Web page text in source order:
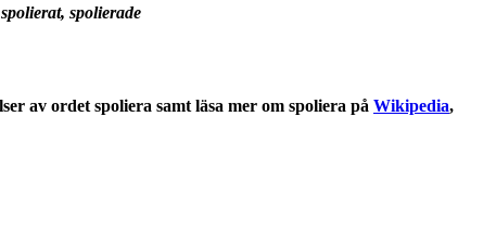
spolierade
av ordet spoliera samt läsa mer om spoliera på Wikipedia,